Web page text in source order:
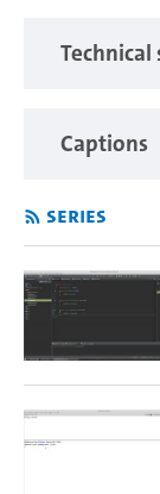
Captions
Series